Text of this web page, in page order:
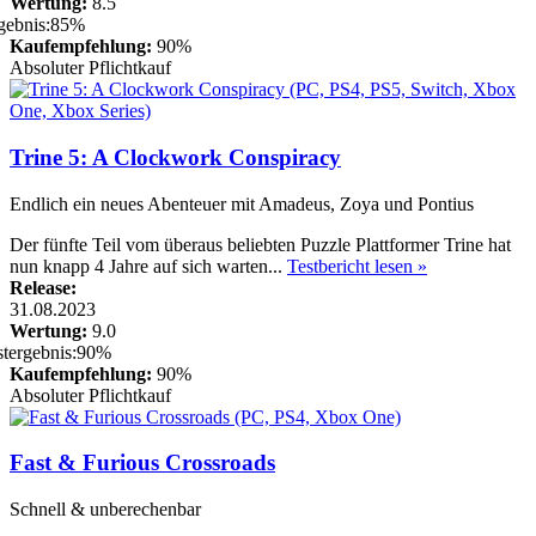
Kaufempfehlung: 90%
Absoluter Pflichtkauf
Trine 5: A Clockwork Conspiracy
Endlich ein neues Abenteuer mit Amadeus, Zoya und Pontius
Der fünfte Teil vom überaus beliebten Puzzle Plattformer Trine hat
nun knapp 4 Jahre auf sich warten... Testbericht lesen »
Release:
31.08.2023
Wertung: 9.0
Kaufempfehlung: 90%
Absoluter Pflichtkauf
Fast & Furious Crossroads
Schnell & unberechenbar